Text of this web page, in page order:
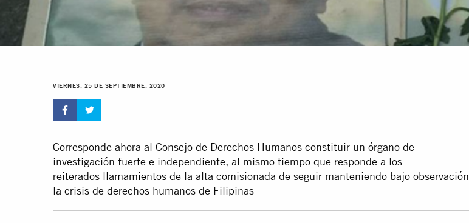
VIERNES, 25 DE SEPTIEMBRE, 2020
Corresponde ahora al Consejo de Derechos Humanos constituir un órgano de
investigación fuerte e independiente, al mismo tiempo que responde a los
reiterados llamamientos de la alta comisionada de seguir manteniendo bajo observación
la crisis de derechos humanos de Filipinas